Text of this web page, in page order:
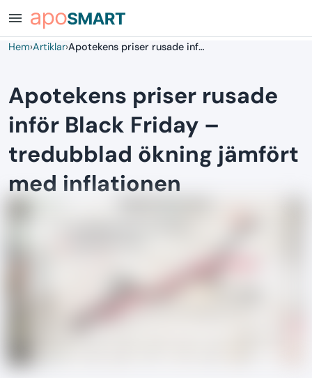
menu
Hem›Artiklar› Apotekens priser rusade inför Black Friday – tredubblad ökning jämfört med inflationen
Apotekens priser rusade
inför Black Friday –
tredubblad ökning jämfört
med inflationen